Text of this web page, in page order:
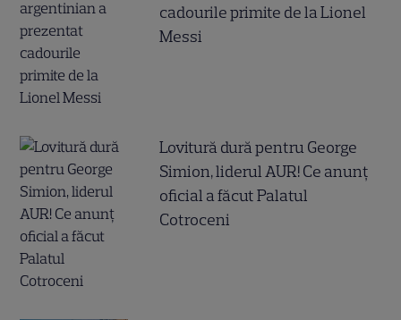
cadourile primite de la Lionel
Messi
Lovitură dură pentru George
Simion, liderul AUR! Ce anunț
oficial a făcut Palatul
Cotroceni